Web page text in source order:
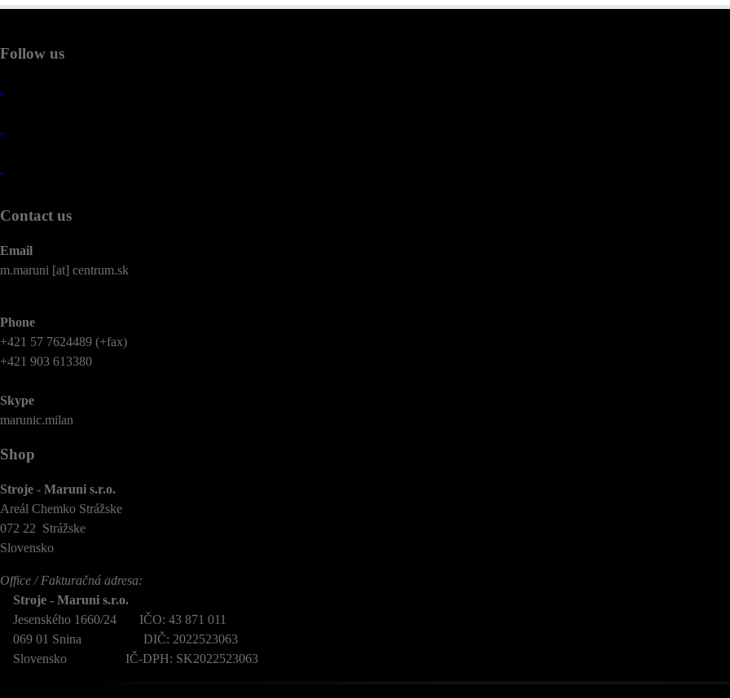
Follow us
Contact us
Email
m.maruni [at] centrum.sk
Phone
+421 57 7624489 (+fax)
+421 903 613380
Skype
marunic.milan
Shop
Stroje - Maruni s.r.o.
Areál Chemko Strážske
072 22 Strážske
Slovensko
Office / Fakturačná adresa:
Stroje - Maruni s.r.o.
Jesenského 1660/24 IČO: 43 871 011
069 01 Snina DIČ: 2022523063
Slovensko IČ-DPH: SK2022523063